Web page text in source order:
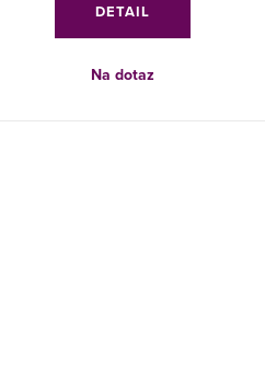
DETAIL
Na dotaz